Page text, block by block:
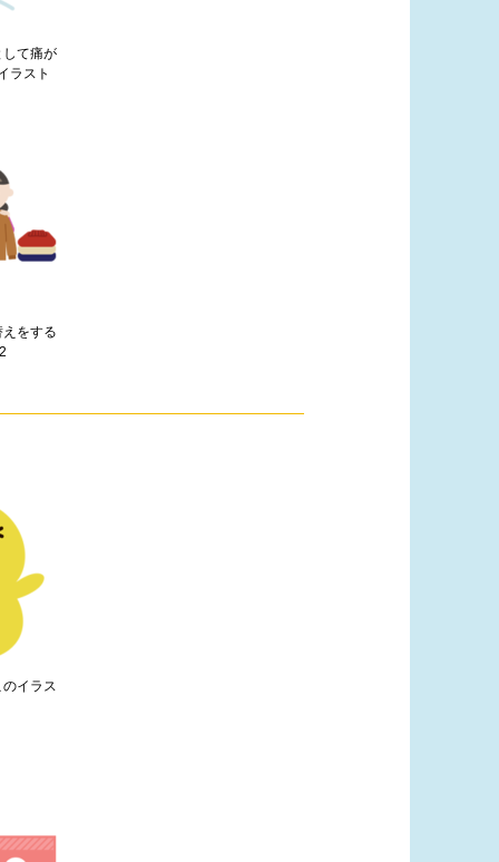
て痛が
ラスト
をする
イラス